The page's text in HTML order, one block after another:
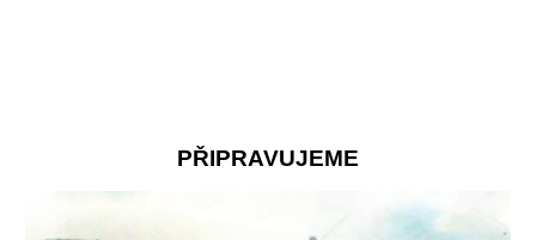
PŘIPRAVUJEME